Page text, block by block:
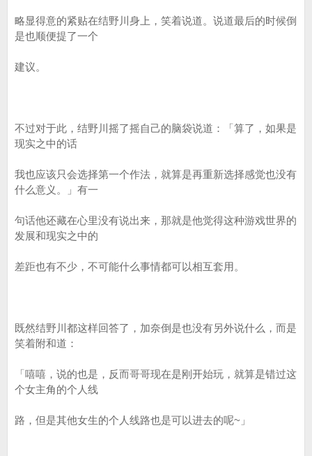
略显得意的紧贴在结野川身上，笑着说道。说道最后的时候倒
是也顺便提了一个
建议。
不过对于此，结野川摇了摇自己的脑袋说道：「算了，如果是
现实之中的话
我也应该只会选择第一个作法，就算是再重新选择感觉也没有
什么意义。」有一
句话他还藏在心里没有说出来，那就是他觉得这种游戏世界的
发展和现实之中的
差距也有不少，不可能什么事情都可以相互套用。
既然结野川都这样回答了，加奈倒是也没有另外说什么，而是
笑着附和道：
「嘻嘻，说的也是，反而哥哥现在是刚开始玩，就算是错过这
个女主角的个人线
路，但是其他女生的个人线路也是可以进去的呢~」